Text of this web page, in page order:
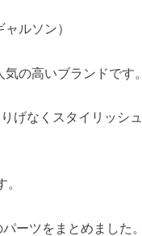
ルソン）
の高いブランドです。
げなくスタイリッシ
ーツをまとめました。